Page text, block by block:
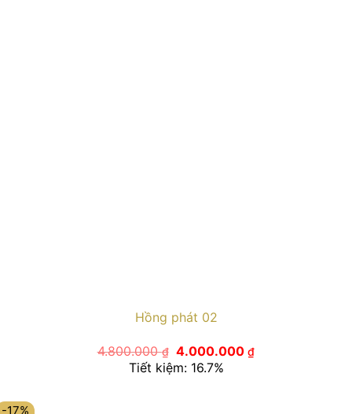
Hồng phát 02
4.800.000₫ Giá
gốc
là:
4.000.000₫Giá
Tiết kiệm: 16.7%
-17%